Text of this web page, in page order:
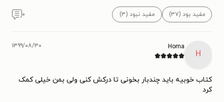
مفید بود (۳۷) مفید نبود (۳) ۰
H
Homa ۱۳۹۹/۰۸/۳۰
کتاب خوبیه باید چندبار بخونی تا درکش کنی ولی بمن خیلی کمک
کرد